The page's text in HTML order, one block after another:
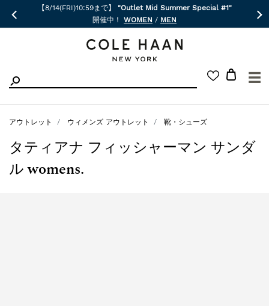
【8/14(FRI)10:59まで】
"Outlet Mid Summer Special #1"
開催中！ WOMEN / MEN
☰
アウトレット ウィメンズ アウトレット 靴・シューズ
タティアナ フィッシャーマン サンダ
ル womens.